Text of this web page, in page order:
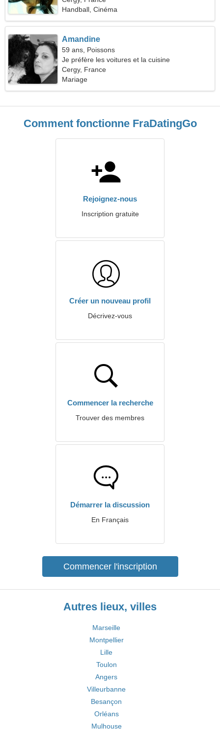
Handball, Cinéma
Amandine
59 ans, Poissons
Je préfère les voitures et la cuisine
Cergy, France
Mariage
Comment fonctionne FraDatingGo
Rejoignez-nous
Inscription gratuite
Créer un nouveau profil
Décrivez-vous
Commencer la recherche
Trouver des membres
Démarrer la discussion
En Français
Commencer l'inscription
Autres lieux, villes
Marseille
Montpellier
Lille
Toulon
Angers
Villeurbanne
Besançon
Orléans
Mulhouse